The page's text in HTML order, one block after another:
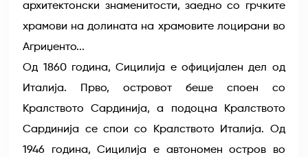
архитектонски знаменитости, заедно со грчките
храмови на долината на храмовите лоцирани во
Агриџенто...
Од 1860 година, Сицилија е официјален дел од
Италија. Прво, островот беше споен со
Кралството Сардинија, а подоцна Кралството
Сардинија се спои со Кралството Италија. Од
1946 година, Сицилија е автономен остров во